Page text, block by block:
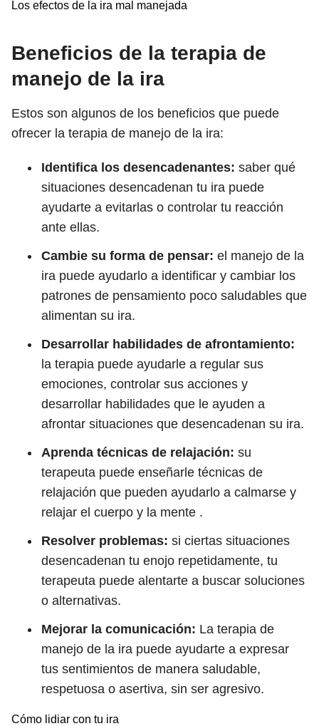
Los efectos de la ira mal manejada
Beneficios de la terapia de
manejo de la ira
Estos son algunos de los beneficios que puede
ofrecer la terapia de manejo de la ira:
Identifica los desencadenantes: saber qué
situaciones desencadenan tu ira puede
ayudarte a evitarlas o controlar tu reacción
ante ellas.
Cambie su forma de pensar: el manejo de la
ira puede ayudarlo a identificar y cambiar los
patrones de pensamiento poco saludables que
alimentan su ira.
Desarrollar habilidades de afrontamiento:
la terapia puede ayudarle a regular sus
emociones, controlar sus acciones y
desarrollar habilidades que le ayuden a
afrontar situaciones que desencadenan su ira.
Aprenda técnicas de relajación: su
terapeuta puede enseñarle técnicas de
relajación que pueden ayudarlo a calmarse y
relajar el cuerpo y la mente .
Resolver problemas: si ciertas situaciones
desencadenan tu enojo repetidamente, tu
terapeuta puede alentarte a buscar soluciones
o alternativas.
Mejorar la comunicación: La terapia de
manejo de la ira puede ayudarte a expresar
tus sentimientos de manera saludable,
respetuosa o asertiva, sin ser agresivo.
Cómo lidiar con tu ira